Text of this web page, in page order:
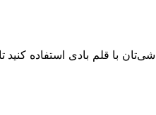
با قلم بادی استفاده